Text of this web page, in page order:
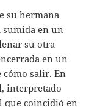
su hermana
en un
su otra
en un
cómo salir. En
interpretado
que coincidió en